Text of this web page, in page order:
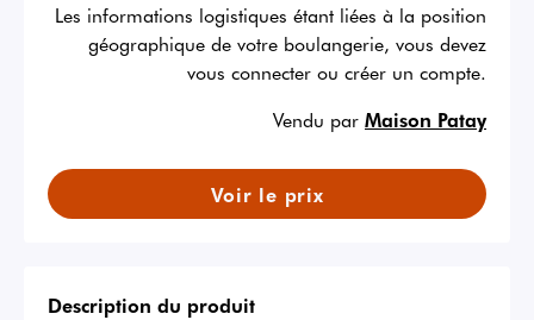
Les informations logistiques étant liées à la position
géographique de votre boulangerie, vous devez
vous connecter ou créer un compte.
Vendu par Maison Patay
Voir le prix
Description du produit